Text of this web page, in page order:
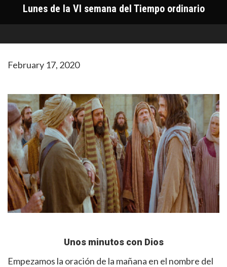
Lunes de la VI semana del Tiempo ordinario
February 17, 2020
Unos minutos con Dios
Empezamos la oración de la mañana en el nombre del